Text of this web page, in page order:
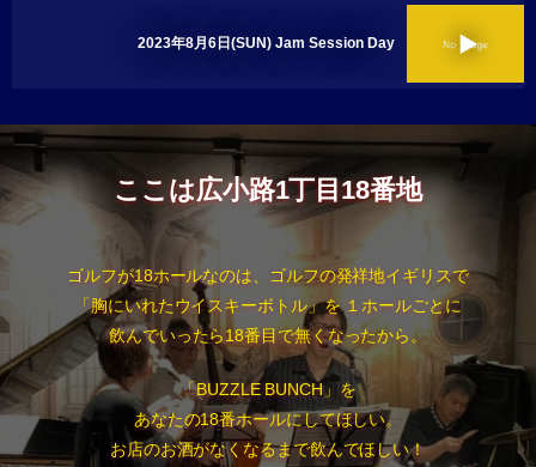
2023年8月6日(SUN) Jam Session Day
ここは広小路1丁目18番地
ゴルフが18ホールなのは、ゴルフの発祥地イギリスで
「胸にいれたウイスキーボトル」を １ホールごとに
飲んでいったら18番目で無くなったから。
「BUZZLE BUNCH」を
あなたの18番ホールにしてほしい。
お店のお酒がなくなるまで飲んでほしい！